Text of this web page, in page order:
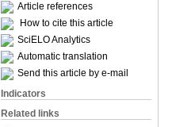
Article references
How to cite this article
SciELO Analytics
Automatic translation
Send this article by e-mail
Indicators
Related links